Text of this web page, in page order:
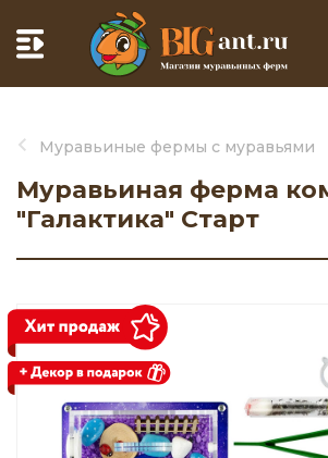
Муравьиные фермы с муравьями
Муравьиная ферма
"Галактика" Старт